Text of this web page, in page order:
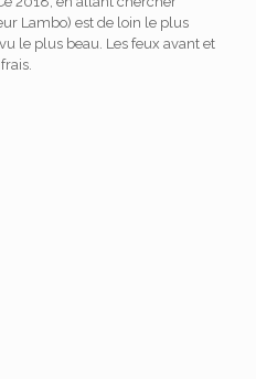
Lambo) est de loin le plus
le plus beau. Les feux avant et